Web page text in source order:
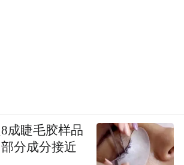
成睫毛胶样品
分成分接近